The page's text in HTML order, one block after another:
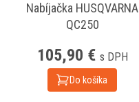
Nabíjačka HUSQVARNA
QC250
105,90 € s DPH
Do košíka